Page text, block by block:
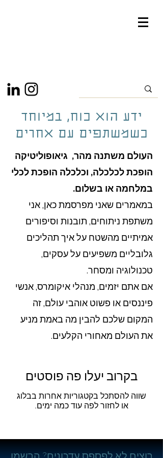
ידע הוא כוח, במיוחד
כשמשתפים עם אחרים
העולם משתנה מהר, גיאופוליטיקה
הופכת לכלכלה, וכלכלה הופכת לכלי
במלחמה או בשלום.
במאמרים שאני מפרסמת כאן, אני
משתפת ניתוחים, תובנות וסיפורים
אמיתיים מהשטח על איך תהליכים
גלובליים משפיעים על עסקים,
טכנולוגיה ומסחר.
אם אתם יזמים, מנהלי איקומרס, אנשי
פיננסים או פשוט אוהבי עולם, זה
המקום שלכם להבין מה באמת מניע
את העולם מאחורי הקלעים.
בקרוב יעלו פה פוסטים
שווה להסתכל בקטגוריות אחרות בבלוג
או לחזור לפה עוד כמה ימים.